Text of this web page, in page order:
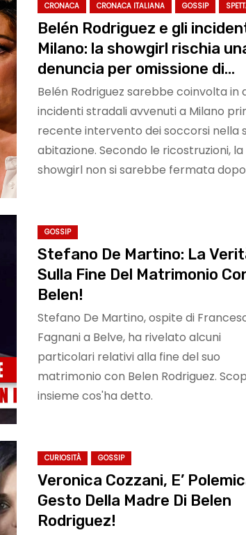
CRONACA CRONACA ITALIANA GOSSIP
Belén Rodriguez e gli
Milano: la showgirl rischia
denuncia per omissione di
soccorso
Belén Rodriguez sarebbe coinvolta in
incidenti stradali avvenuti a Milano
recente intervento dei soccorsi nella
abitazione. Secondo le ricostruzioni, la
showgirl non si sarebbe fermata
GOSSIP
Stefano De Martino: La
Sulla Fine Del Matrimonio
Belen!
Stefano De Martino, ospite di
Fagnani a Belve, ha rivelato alcuni
particolari relativi alla fine del suo
matrimonio con Belen Rodriguez.
insieme cos'ha detto.
CURIOSITÀ GOSSIP
Veronica Cozzani, E’
Gesto Della Madre Di Belen
Rodriguez!